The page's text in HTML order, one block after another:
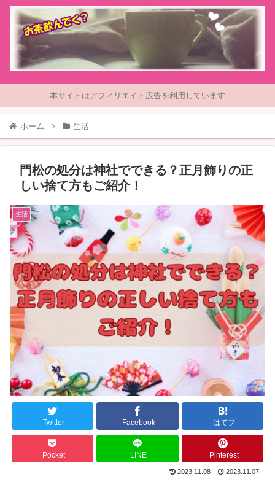
本サイトはアフィリエイト広告を利用しています
ホーム 生活
門松の処分は神社でできる？正月飾りの正
しい捨て方もご紹介！
生活
Twitter Facebook はてブ
Pocket LINE Pinterest
2023.11.08 2023.11.07